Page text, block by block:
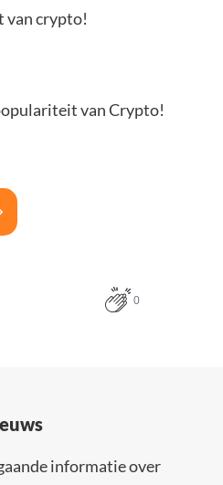
van crypto!
van Crypto!
0
informatie over